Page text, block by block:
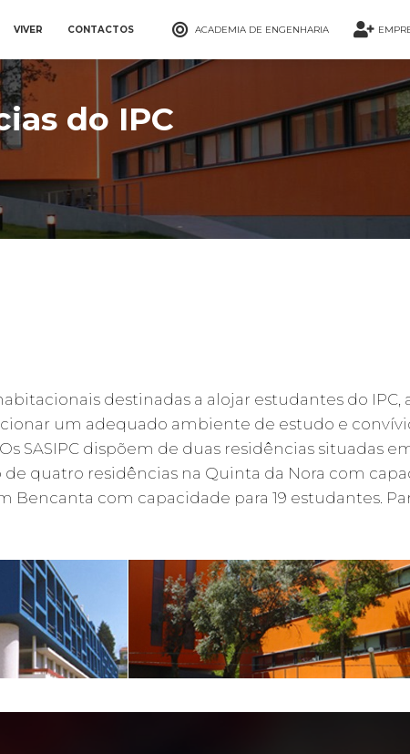
VIVER CONTACTOS ACADEMIA DE ENGENHARIA
do IPC
destinadas a alojar estudantes do IPC,
um adequado ambiente de estudo e
SASIPC dispõem de duas residências situadas
quatro residências na Quinta da Nora com
Bencanta com capacidade para 19 estudantes.